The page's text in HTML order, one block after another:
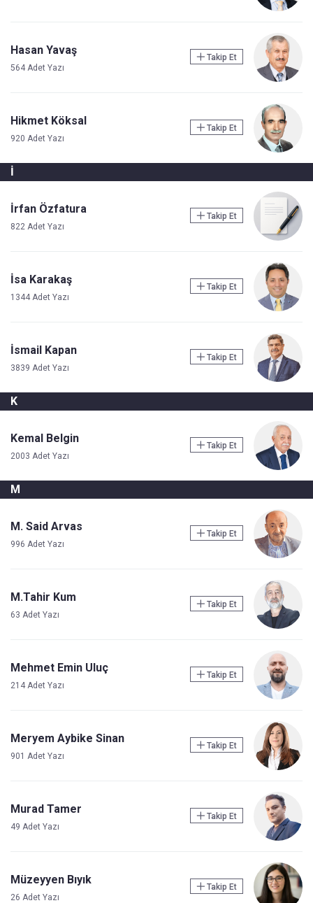
Hasan Yavaş
564 Adet Yazı
Takip Et
Hikmet Köksal
920 Adet Yazı
Takip Et
İ
İrfan Özfatura
822 Adet Yazı
Takip Et
İsa Karakaş
1344 Adet Yazı
Takip Et
İsmail Kapan
3839 Adet Yazı
Takip Et
K
Kemal Belgin
2003 Adet Yazı
Takip Et
M
M. Said Arvas
996 Adet Yazı
Takip Et
M.Tahir Kum
63 Adet Yazı
Takip Et
Mehmet Emin Uluç
214 Adet Yazı
Takip Et
Meryem Aybike Sinan
901 Adet Yazı
Takip Et
Murad Tamer
49 Adet Yazı
Takip Et
Müzeyyen Bıyık
26 Adet Yazı
Takip Et